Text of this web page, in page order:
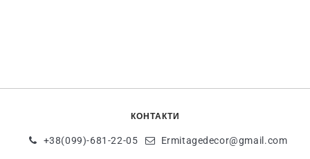
КОНТАКТИ
+38(099)-681-22-05 Ermitagedecor@gmail.com